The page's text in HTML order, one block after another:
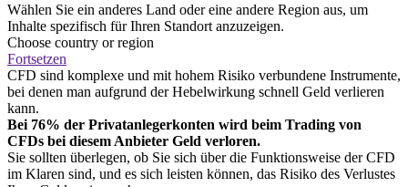
Wählen Sie ein anderes Land oder eine andere Region aus, um
Inhalte spezifisch für Ihren Standort anzuzeigen.
Choose country or region
Fortsetzen
CFD sind komplexe und mit hohem Risiko verbundene Instrumente,
bei denen man aufgrund der Hebelwirkung schnell Geld verlieren
kann.
Bei 76% der Privatanlegerkonten wird beim Trading von
CFDs bei diesem Anbieter Geld verloren.
Sie sollten überlegen, ob Sie sich über die Funktionsweise der CFD
im Klaren sind, und es sich leisten können, das Risiko des Verlustes